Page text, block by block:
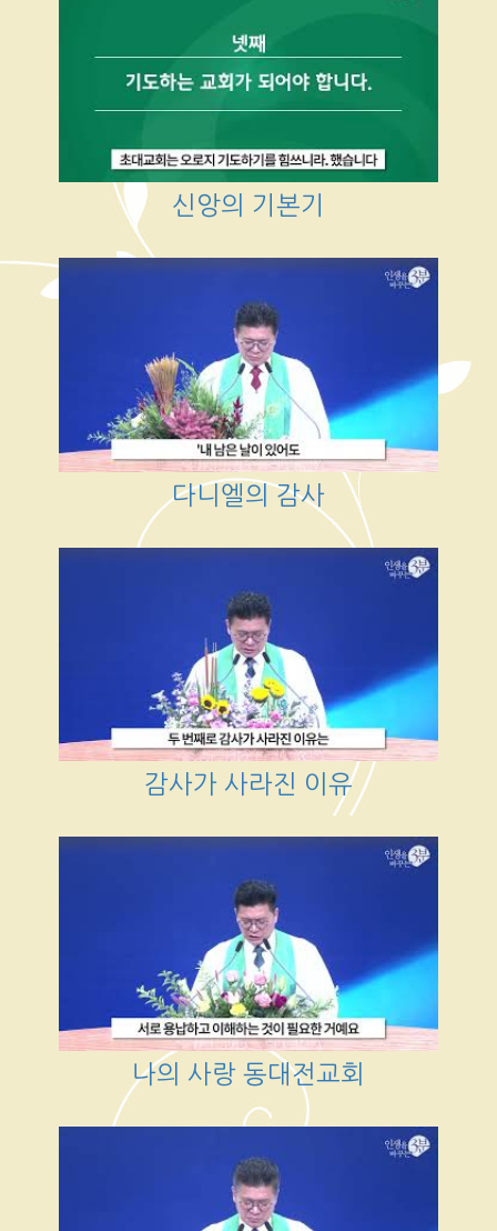
신앙의 기본기
다니엘의 감사
감사가 사라진 이유
나의 사랑 동대전교회